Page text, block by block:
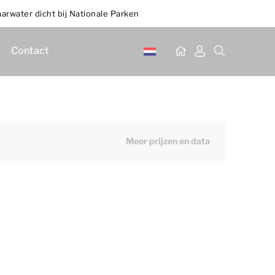
dicht bij Nationale Parken
Contact
Meer prijzen en data